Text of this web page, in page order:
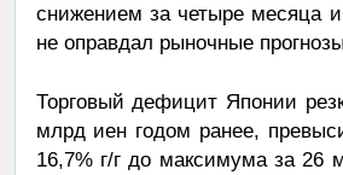
снижением за четыре месяца
не оправдал рыночные
Торговый дефицит Японии
млрд иен годом ранее,
16,7% г/г до максимума за 26